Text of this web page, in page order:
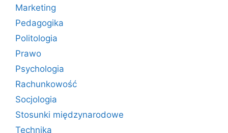
Marketing
Pedagogika
Politologia
Prawo
Psychologia
Rachunkowość
Socjologia
Stosunki międzynarodowe
Technika